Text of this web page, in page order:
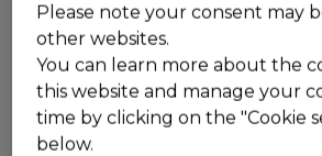
장 운동 개선
효과가 필요한 대장에서 작용 2
Please note your consent may
other websites.
You can learn more about the
this website and manage your
time by clicking on the "Cookie
below.